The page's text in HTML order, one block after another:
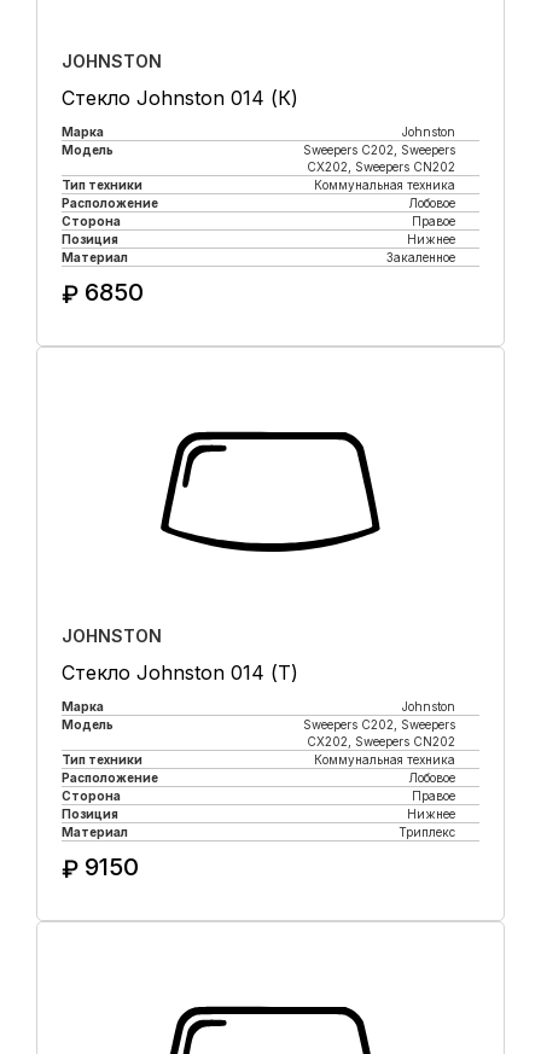
JOHNSTON
Стекло Johnston 014 (К)
Марка
Johnston
Модель
Sweepers C202, Sweepers
CX202, Sweepers CN202
Тип техники
Коммунальная техника
Расположение
Лобовое
Сторона
Правое
Позиция
Нижнее
Материал
Закаленное
₽ 6850
JOHNSTON
Стекло Johnston 014 (Т)
Марка
Johnston
Модель
Sweepers C202, Sweepers
CX202, Sweepers CN202
Тип техники
Коммунальная техника
Расположение
Лобовое
Сторона
Правое
Позиция
Нижнее
Материал
Триплекс
₽ 9150